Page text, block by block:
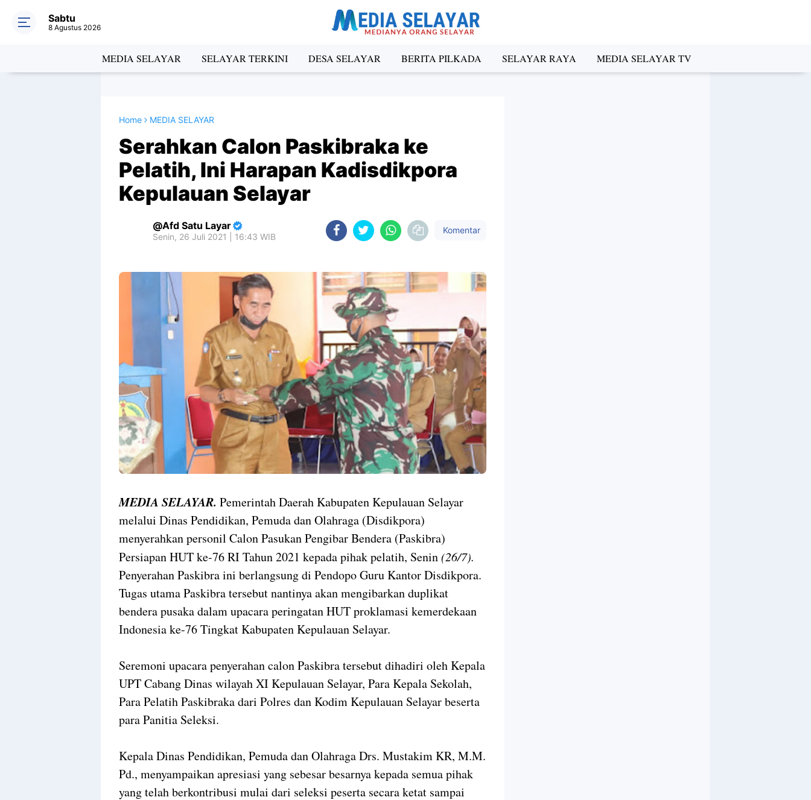
Sabtu
8 Agustus 2026
MEDIA SELAYAR SELAYAR TERKINI DESA SELAYAR BERITA PILKADA SELAYAR RAYA MEDIA SELAYAR TV
Home MEDIA SELAYAR
Serahkan Calon Paskibraka ke
Pelatih, Ini Harapan Kadisdikpora
Kepulauan Selayar
Afd Satu Layar
Senin, 26 Juli 2021 | 16:43 WIB
Komentar
MEDIA SELAYAR. Pemerintah Daerah Kabupaten Kepulauan Selayar
melalui Dinas Pendidikan, Pemuda dan Olahraga (Disdikpora)
menyerahkan personil Calon Pasukan Pengibar Bendera (Paskibra)
Persiapan HUT ke-76 RI Tahun 2021 kepada pihak pelatih, Senin(26/7).
Penyerahan Paskibra ini berlangsung di Pendopo Guru Kantor Disdikpora.
Tugas utama Paskibra tersebut nantinya akan mengibarkan duplikat
bendera pusaka dalam upacara peringatan HUT proklamasi kemerdekaan
Indonesia ke-76 Tingkat Kabupaten Kepulauan Selayar.
Seremoni upacara penyerahan calon Paskibra tersebut dihadiri oleh Kepala
UPT Cabang Dinas wilayah XI Kepulauan Selayar, Para Kepala Sekolah,
Para Pelatih Paskibraka dari Polres dan Kodim Kepulauan Selayar beserta
para Panitia Seleksi.
Kepala Dinas Pendidikan, Pemuda dan Olahraga Drs. Mustakim KR, M.M.
Pd., menyampaikan apresiasi yang sebesar besarnya kepada semua pihak
yang telah berkontribusi mulai dari seleksi peserta secara ketat sampai